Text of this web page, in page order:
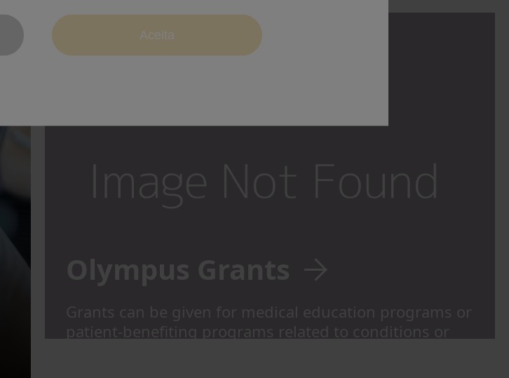
Olympus Grants
Grants can be given for medical education programs or
patient-benefiting programs related to conditions or
Aceita